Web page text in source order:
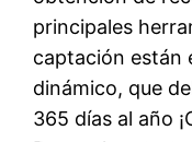
principales
captación están
dinámico, que
365 días al año